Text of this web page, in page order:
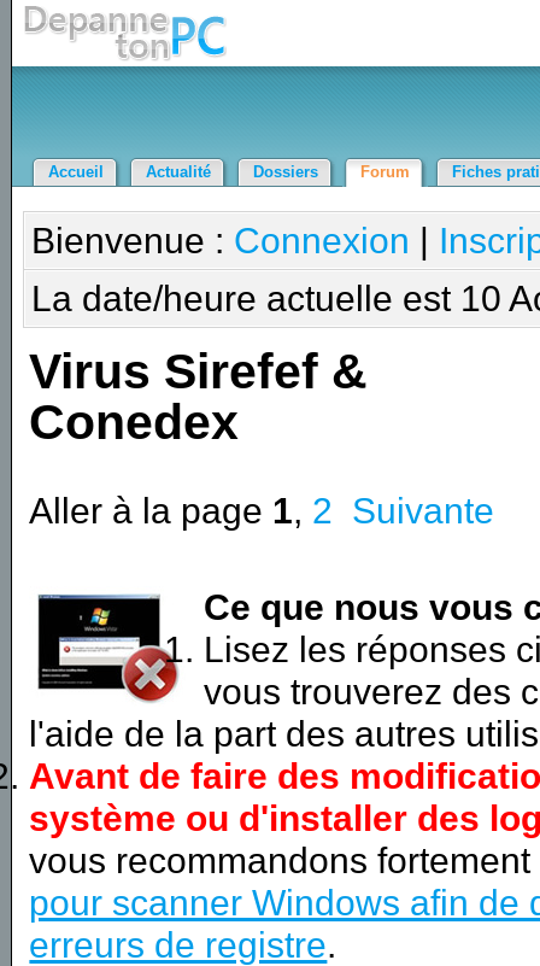
Accueil Actualité Dossiers Forum Fiches
Bienvenue : Connexion |
La date/heure actuelle est 10
Virus Sirefef &
Conedex
Aller à la page 1, 2 Suivante
Ce que nous vous
Lisez les réponses
vous trouverez des
l'aide de la part des autres
Avant de faire des
système ou d'installer des
vous recommandons
pour scanner Windows afin de
erreurs de registre.